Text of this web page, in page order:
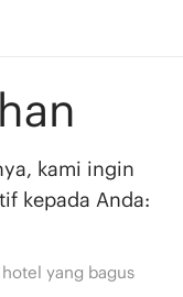
kami ingin
kepada Anda:
yang bagus